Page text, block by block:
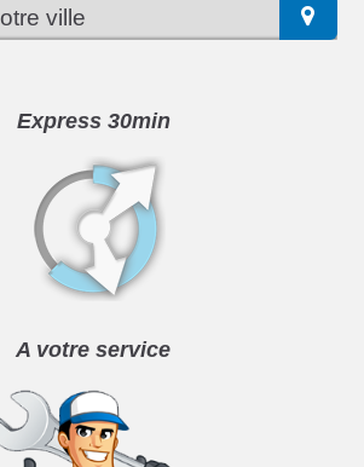
Express 30min
A votre service